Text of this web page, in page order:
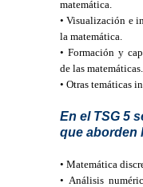
matemática.
• Visualización e
la matemática.
• Formación y
de las matemáticas.
• Otras temáticas
En el TSG 5
que aborden
• Matemática
• Análisis